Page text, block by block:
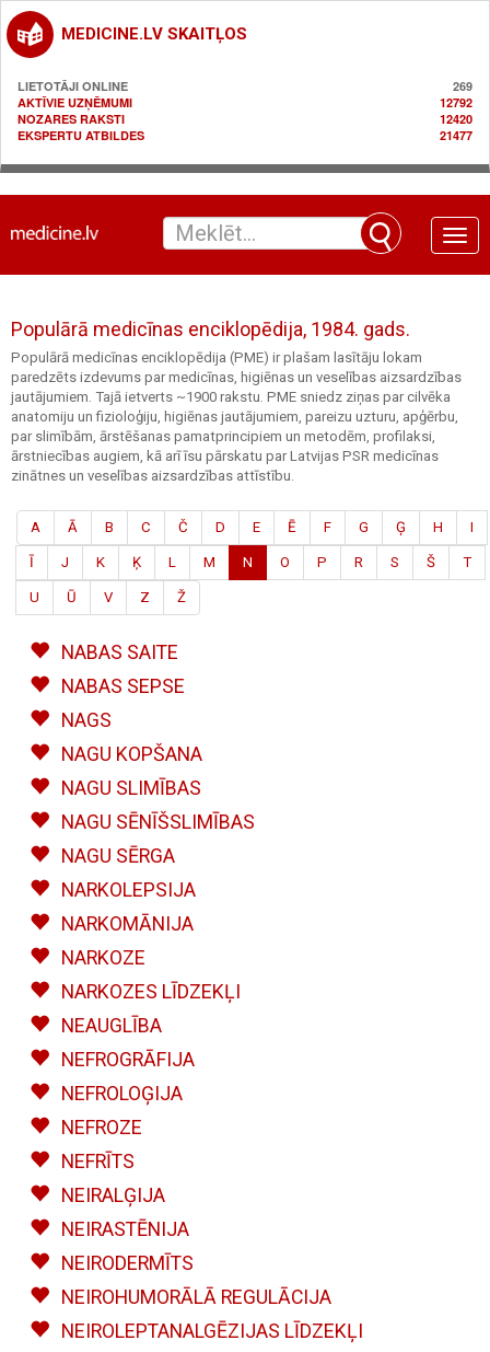
MEDICINE.LV SKAITĻOS
LIETOTĀJI ONLINE
269
AKTĪVIE UZŅĒMUMI
12792
NOZARES RAKSTI
12420
EKSPERTU ATBILDES
21477
Toggle
Populārā medicīnas enciklopēdija, 1984. gads.
Populārā medicīnas enciklopēdija (PME) ir plašam lasītāju lokam
paredzēts izdevums par medicīnas, higiēnas un veselības aizsardzības
jautājumiem. Tajā ietverts ~1900 rakstu. PME sniedz ziņas par cilvēka
anatomiju un fizioloģiju, higiēnas jautājumiem, pareizu uzturu, apģērbu,
par slimībām, ārstēšanas pamatprincipiem un metodēm, profilaksi,
ārstniecības augiem, kā arī īsu pārskatu par Latvijas PSR medicīnas
zinātnes un veselības aizsardzības attīstību.
A Ā B C Č D E Ē F G Ģ H I
Ī J K Ķ L M N O P R S Š T
U Ū V Z Ž
NABAS SAITE
NABAS SEPSE
NAGS
NAGU KOPŠANA
NAGU SLIMĪBAS
NAGU SĒNĪŠSLIMĪBAS
NAGU SĒRGA
NARKOLEPSIJA
NARKOMĀNIJA
NARKOZE
NARKOZES LĪDZEKĻI
NEAUGLĪBA
NEFROGRĀFIJA
NEFROLOĢIJA
NEFROZE
NEFRĪTS
NEIRALĢIJA
NEIRASTĒNIJA
NEIRODERMĪTS
NEIROHUMORĀLĀ REGULĀCIJA
NEIROLEPTANALGĒZIJAS LĪDZEKĻI